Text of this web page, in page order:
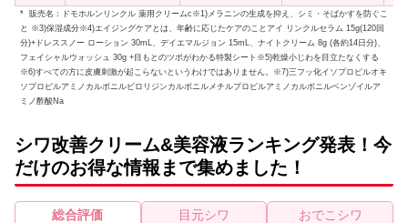
* 販売名：ドモホルンリンクル 薬用クリームc※1)メラニンの生成を抑え、シミ・そばかすを防ぐこ
と ※3)保湿成分※4)エイジングケアとは、年齢に応じたケアのことアイ リンクルセラム 15g(120回
分)+ドレススノー ローション 30mL、デイエマルジョン 15mL、ナイトクリーム 8g (各約14日分)、
フェイシャルウォッシュ 30g +目もとのツボがわかる特製シート※5)乾燥小じわを目立たなくする
※6)すべての方に皮膚刺激が起こらないというわけではありません。※7)三フッ化イソプロピルオキ
ソプロピルアミノカルボニルピロリジンカルボニルメチルプロピルアミノカルボニルベンゾイルア
ミノ酢酸Na
シワ改善クリーム&美容液ランキング発表！今
だけのお得な情報まで集めました！
総合評価 目元シワ おでこシワ